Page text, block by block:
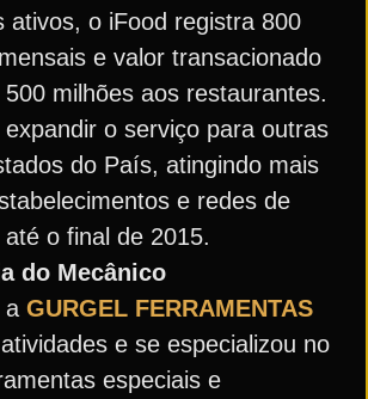
ativos, o iFood registra 800
e valor transacionado
milhões aos restaurantes.
o serviço para outras
do País, atingindo mais
e redes de
o final de 2015.
do Mecânico
a GURGEL FERRAMENTAS
e se especializou no
especiais e